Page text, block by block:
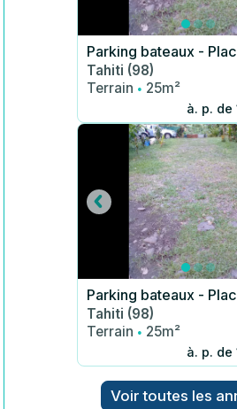
Parking bateaux -
Tahiti (98)
Terrain · 25m²
à. p. de
Parking bateaux -
Tahiti (98)
Terrain · 25m²
à. p. de
Voir toutes les